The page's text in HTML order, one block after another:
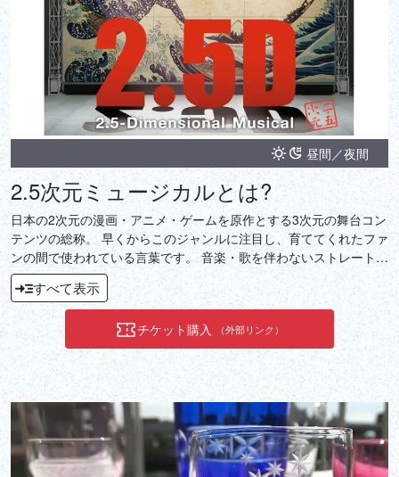
昼間／夜間
2.5次元ミュージカルとは?
日本の2次元の漫画・アニメ・ゲームを原作とする3次元の舞台コン
テンツの総称。 早くからこのジャンルに注目し、育ててくれたファ
ンの間で使われている言葉です。 音楽・歌を伴わないストレートプ
レイ作品も含みます。
すべて表示
チケット購入 （外部リンク）